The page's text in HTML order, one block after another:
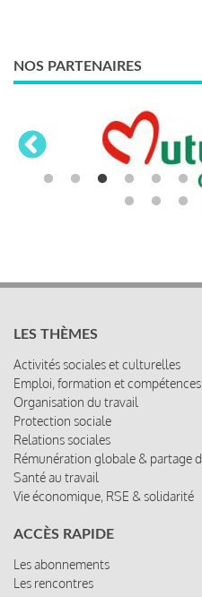
NOS PARTENAIRES
LES THÈMES
Activités sociales et culturelles
Emploi, formation et compétences
Organisation du travail
Protection sociale
Relations sociales
Rémunération globale & partage
Santé au travail
Vie économique, RSE & solidarité
ACCÈS RAPIDE
Les abonnements
Les rencontres